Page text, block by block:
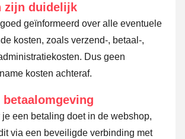
zijn duidelijk
geïnformeerd over alle eventuele
kosten, zoals verzend-, betaal-,
Dus geen
kosten achteraf.
betaalomgeving
je een betaling doet in de webshop,
via een beveiligde verbinding met